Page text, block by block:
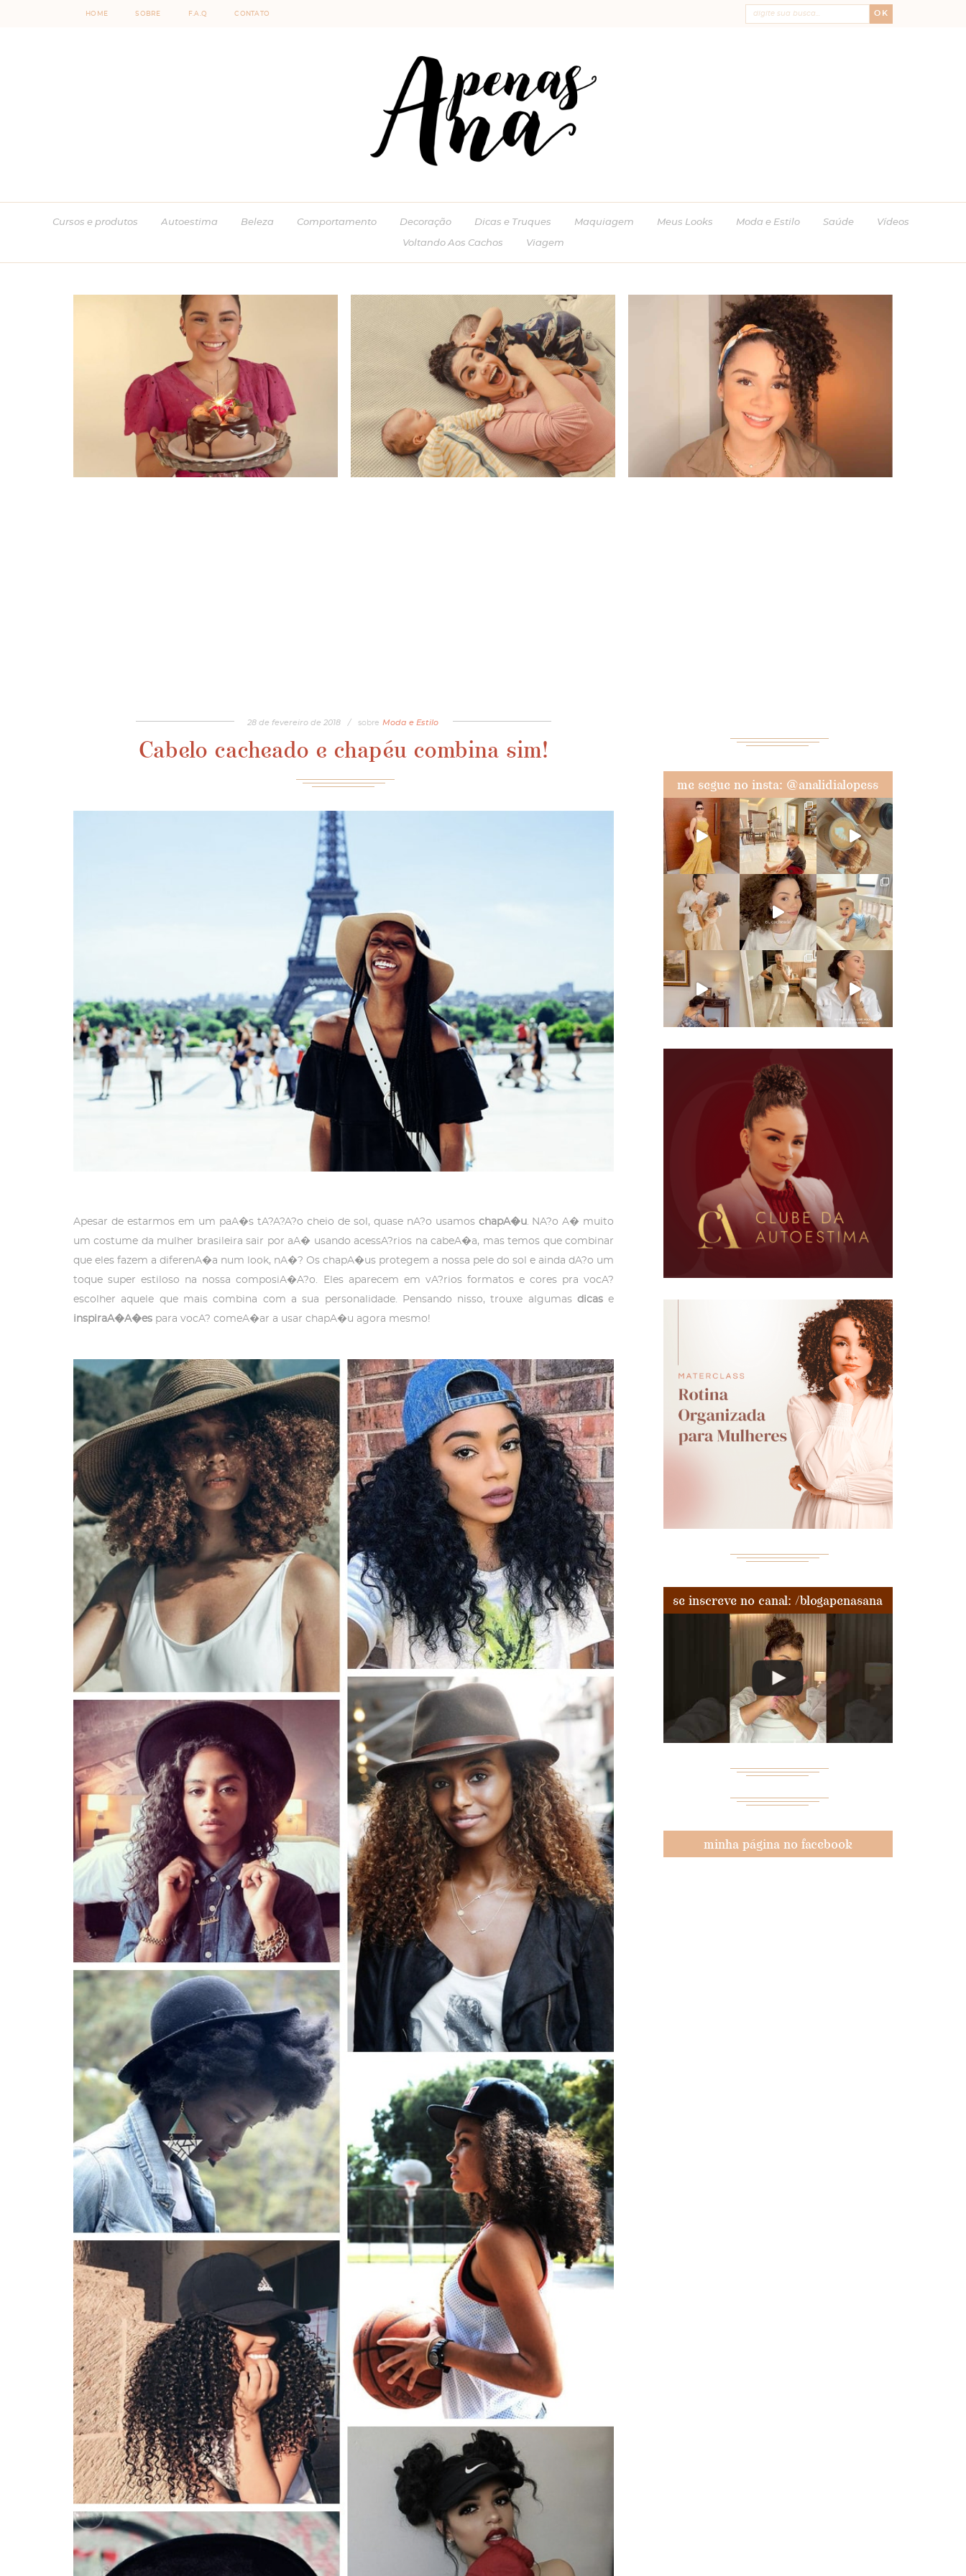
HOME SOBRE F.A.Q CONTATO OK
Cursos e produtos Autoestima Beleza Comportamento Decoração Dicas e Truques Maquiagem Meus Looks Moda e Estilo Saúde Vídeos
Voltando Aos Cachos Viagem
28de fevereirode 2018 / sobre Moda e Estilo
Cabelo cacheado e chapéu combina sim!
Apesar de estarmos em um paA�s tA?A?A?o cheio de sol, quase nA?o usamos chapA�u. NA?o A� muito
um costume da mulher brasileira sair por aA� usando acessA?rios na cabeA�a, mas temos que combinar
que eles fazem a diferenA�a num look, nA�? Os chapA�us protegem a nossa pele do sol e ainda dA?o um
toque super estiloso na nossa composiA�A?o. Eles aparecem em vA?rios formatos e cores pra vocA?
escolher aquele que mais combina com a sua personalidade. Pensando nisso, trouxe algumasdicas e
inspiraA�A�es para vocA? comeA�ar a usar chapA�u agora mesmo!
me segue no insta: @analidialopess
se inscreve no canal: /blogapenasana
minha página no facebook